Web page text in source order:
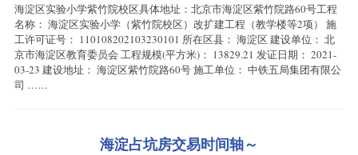
海淀区实验小学紫竹院校区具体地址：北京市海淀区紫竹院路60号工程
名称： 海淀区实验小学（紫竹院校区）改扩建工程（教学楼等2项） 施
工许可证号： 110108202103230101 所在区县： 海淀区 建设单位： 北
京市海淀区教育委员会 工程规模(平方米)： 13829.21 发证日期： 2021-
03-23 建设地址： 海淀区紫竹院路60号 施工单位： 中铁五局集团有限公
司 ……
海淀占坑房交易时间轴～